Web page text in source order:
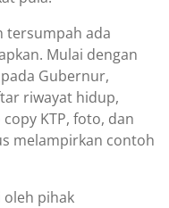
tersumpah ada
Mulai dengan
Gubernur,
riwayat hidup,
KTP, foto, dan
melampirkan contoh
oleh pihak